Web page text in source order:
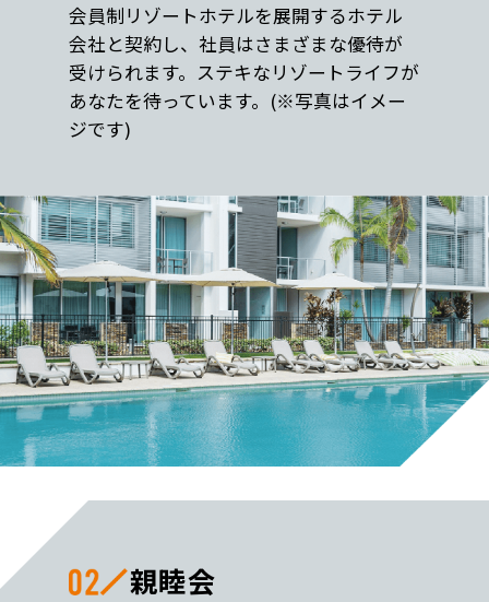
会員制リゾートホテルを展開するホテル
会社と契約し、社員はさまざまな優待が
受けられます。ステキなリゾートライフが
あなたを待っています。 (※写真はイメー
ジです)
親睦会